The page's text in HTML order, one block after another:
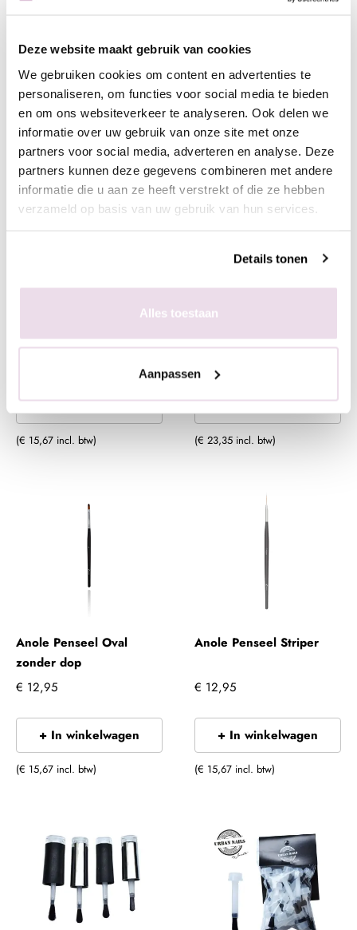
Deze website maakt gebruik van cookies
We gebruiken cookies om content en advertenties te
personaliseren, om functies voor social media te bieden
en om ons websiteverkeer te analyseren. Ook delen we
informatie over uw gebruik van onze site met onze
partners voor social media, adverteren en analyse. Deze
partners kunnen deze gegevens combineren met andere
informatie die u aan ze heeft verstrekt of die ze hebben
verzameld op basis van uw gebruik van hun services.
Details tonen
Alles toestaan
Aanpassen
met dop
+ In winkelwagen
(€ 23,35 incl. btw)
+ In winkelwagen
(€ 15,67 incl. btw)
+ In winkelwagen
(€ 15,67 incl. btw)
Anole Penseel Oval met
+ In winkelwagen
(€ 23,35 incl. btw)
Anole Penseel Oval
zonder dop
€ 12,95
+ In winkelwagen
(€ 15,67 incl. btw)
Anole Penseel Striper
€ 12,95
+ In winkelwagen
(€ 15,67 incl. btw)